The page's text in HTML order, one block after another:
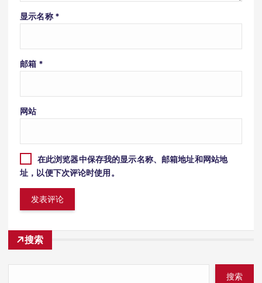
显示名称 *
邮箱 *
网站
在此浏览器中保存我的显示名称、邮箱地址和网站地
址，以便下次评论时使用。
搜索
搜索